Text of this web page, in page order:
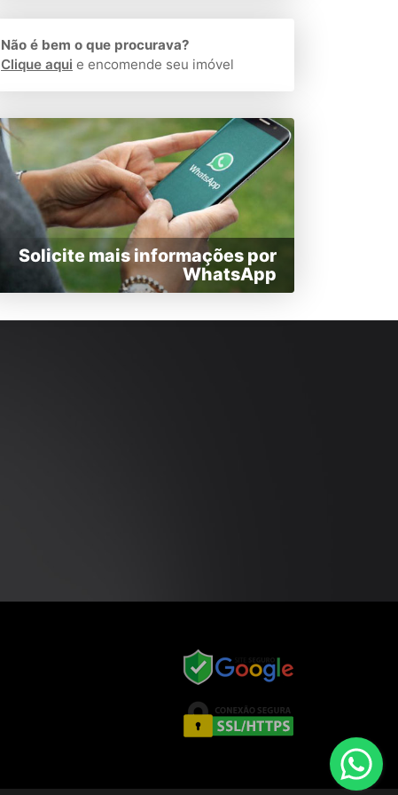
Não é bem o que procurava?
Clique aqui e encomende seu imóvel
Solicite mais informações por
WhatsApp